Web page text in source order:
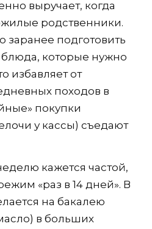
выручает, когда
родственники.
заранее подготовить
которые нужно
избавляет от
походов в
покупки
у кассы) съедают
кажется частой,
«раз в 14 дней». В
на бакалею
в больших